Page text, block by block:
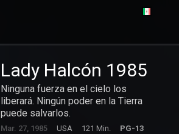
Lady Halcón 1985
Ninguna fuerza en el cielo los
liberará. Ningún poder en la Tierra
puede salvarlos.
Mar. 27, 1985 USA 121 Min.
PG-13